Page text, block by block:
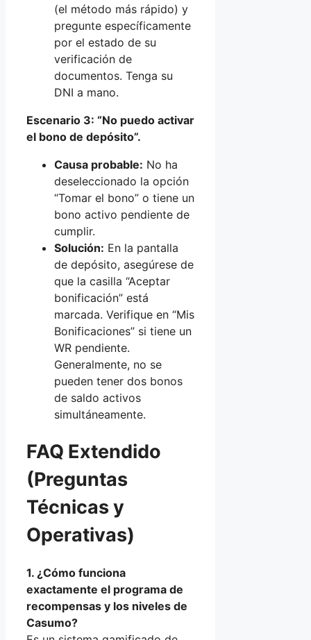
(el método más rápido) y
pregunte específicamente
por el estado de su
verificación de
documentos. Tenga su
DNI a mano.
Escenario 3: “No puedo activar
el bono de depósito”.
Causa probable: No ha
deseleccionado la opción
“Tomar el bono” o tiene un
bono activo pendiente de
cumplir.
Solución: En la pantalla
de depósito, asegúrese de
que la casilla “Aceptar
bonificación” está
marcada. Verifique en “Mis
Bonificaciones” si tiene un
WR pendiente.
Generalmente, no se
pueden tener dos bonos
de saldo activos
simultáneamente.
FAQ Extendido
(Preguntas
Técnicas y
Operativas)
1. ¿Cómo funciona
exactamente el programa de
recompensas y los niveles de
Casumo?